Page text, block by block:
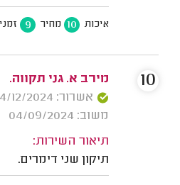
איכות 10 מחיר 9
מירב א. גני תקווה.
אשרור: 04/12/2024
משוב: 04/09/2024
תיאור השירות:
תיקון שני דימרים.
10